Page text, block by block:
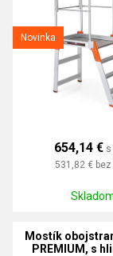
Novinka
654,14 € s
531,82 € bez
Mostík
PREMIUM, s